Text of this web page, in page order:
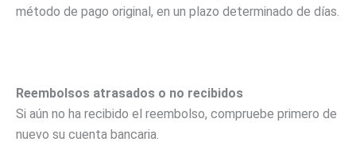
método de pago original, en un plazo determinado de días.
Reembolsos atrasados o no recibidos
Si aún no ha recibido el reembolso, compruebe primero de
nuevo su cuenta bancaria.